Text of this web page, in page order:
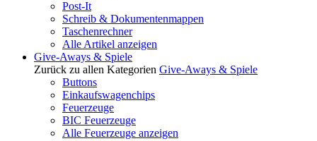
Post-It
Schreib & Dokumentenmappen
Taschenrechner
Alle Artikel anzeigen
Give-Aways & Spiele
Zurück zu allen Kategorien Give-Aways & Spiele
Buttons
Einkaufswagenchips
Feuerzeuge
BIC Feuerzeuge
Alle Feuerzeuge anzeigen